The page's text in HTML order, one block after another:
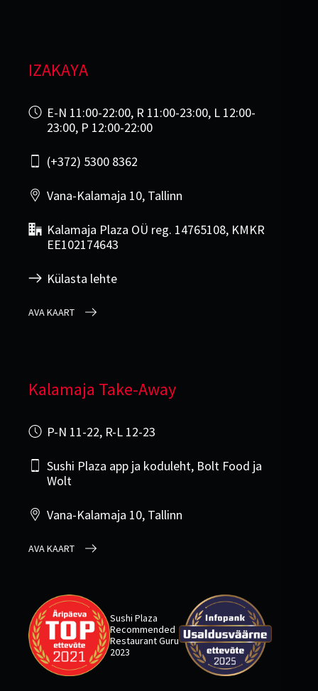
IZAKAYA
E-N 11:00-22:00, R 11:00-23:00, L 12:00-
23:00, P 12:00-22:00
(+372) 5300 8362
Vana-Kalamaja 10, Tallinn
Kalamaja Plaza OÜ reg. 14765108, KMKR
EE102174643
Külasta lehte
AVA KAART
Kalamaja Take-Away
P-N 11-22, R-L 12-23
Sushi Plaza app ja koduleht, Bolt Food ja
Wolt
Vana-Kalamaja 10, Tallinn
AVA KAART
Sushi Plaza
Recommended
Restaurant Guru
2023